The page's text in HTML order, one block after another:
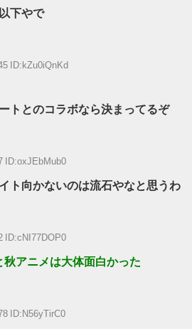
下やで
ID:kZu0iQnKd
トとのコラボなら決まってるぞ
ID:oxJEbMub0
ト向かないのは流石やなと思うわ
ID:cNI77DOP0
秋アニメは大体面白かった
ID:N56yTirC0